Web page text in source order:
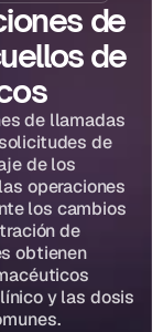
de
de
de llamadas
de
de los
operaciones
los cambios
de
obtienen
y las dosis